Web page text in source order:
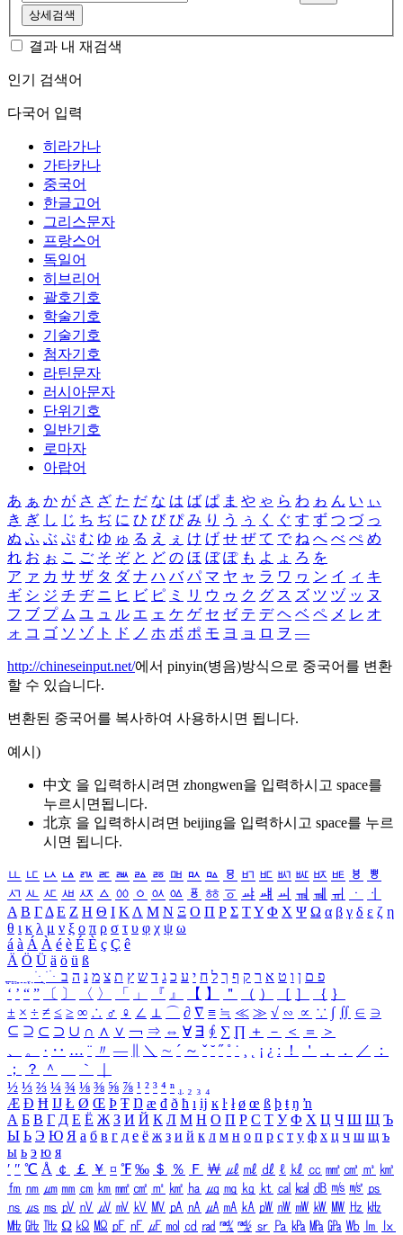
상세검색
결과 내 재검색
인기 검색어
다국어 입력
히라가나
가타카나
중국어
한글고어
그리스문자
프랑스어
독일어
히브리어
괄호기호
학술기호
기술기호
첨자기호
라틴문자
러시아문자
단위기호
일반기호
로마자
아랍어
あ ぁ か が さ ざ た だ な は ば ぱ ま や ゃ ら わ ゎ ん い ぃ
き ぎ し じ ち ぢ に ひ び ぴ み り う ぅ く ぐ す ず つ づ っ
ぬ ふ ぶ ぷ む ゆ ゅ る え ぇ け げ せ ぜ て で ね へ べ ぺ め
れ お ぉ こ ご そ ぞ と ど の ほ ぼ ぽ も よ ょ ろ を
ア ァ カ サ ザ タ ダ ナ ハ バ パ マ ヤ ャ ラ ワ ヮ ン イ ィ キ
ギ シ ジ チ ヂ ニ ヒ ビ ピ ミ リ ウ ゥ ク グ ス ズ ツ ヅ ッ ヌ
フ ブ プ ム ユ ュ ル エ ェ ケ ゲ セ ゼ テ デ ヘ ベ ペ メ レ オ
ォ コ ゴ ソ ゾ ト ド ノ ホ ボ ポ モ ヨ ョ ロ ヲ ―
http://chineseinput.net/에서 pinyin(병음)방식으로 중국어를 변환
할 수 있습니다.
변환된 중국어를 복사하여 사용하시면 됩니다.
예시)
中文 을 입력하시려면 zhongwen을 입력하시고 space를
누르시면됩니다.
北京 을 입력하시려면 beijing을 입력하시고 space를 누르
시면 됩니다.
ㅥ ㅦ ㅧ ㅨ ㅩ ㅪ ㅫ ㅬ ㅭ ㅮ ㅯ ㅰ ㅱ ㅲ ㅳ ㅴ ㅵ ㅶ ㅷ ㅸ
ㅹ
ㅺ ㅻ ㅼ ㅽ ㅾ ㅿ ㆀ ㆁ ㆂ ㆃ ㆄ ㆅ ㆆ ㆇ ㆈ ㆉ ㆊ ㆋ ㆌ ㆍ
ㆎ
Α Β ΓΔ Ε Ζ Η Θ Ι ΚΛ Μ Ν Ξ Ο Π Ρ Σ ΤΥ Φ Χ Ψ Ω α β γ δ ε ζ η
θ ι κ λ μ ν ξ ο π ρ σ τ υ φ χ ψ ω
á à Á À é è É È ç Ç ê
Ä Ö Ü ä ö ü ß
ִֶֹ ֻּ ׁׂ פ ם ן ו ט א ר ק ף ך ל ח י ע כ ג ד ש ץ ת צ מ נ ה ב
‘ ’ “ ” 〔 〕 〈 〉 「 」 『 』 【 】 ＂ （ ） ［ ］ ｛ ｝
± × ÷ ≠ ≤ ≥ ∞ ∴ ♂ ♀ ∠ ⊥ ⌒ ∂ ∇ ≡ ≒ ≪ ≫ √ ∽ ∝ ∵ ∫ ∬ ∈ ∋
⊆ ⊇ ⊂ ⊃ ∪ ∩ ∧ ∨ ￢ ⇒ ⇔ ∀ ∃ ∮ ∑ ∏ ＋ － ＜ ＝
＞
、
。 · ‥ … ¨ 〃 ― ＼ ∼ ´ ～ ˇ ˘ ˝ ˚ ˙ ¸ ¡ ¿ ː ！ ＇ ， ． ／
：
；
？ ＾ ｀
½ ⅓ ⅔ ¼ ¾ ⅛ ⅜ ⅝ ⅞ ¹ ² ³ ⁴ ⁿ ₁ ₂ ₃ ₄
Æ Ð Ħ Ĳ Ł Ø Œ Þ Ŧ Ŋ æ đ ð ħ ı ĳ ĸ ŀ ł ø œ ß þ ŧ ŋ ŉ
А Б В Г Д Е Ё Ж З И Й К Л М Н О П Р С Т У Ф Х Ц Ч Ш Щ Ъ
Ы Ь Э Ю Я а б в г д е ё ж з и й к л м н о п р с т у ф х ц ч ш щ ъ
ы ь э ю я
′ ″ ℃ Å ￠ ￡ ￥ ¤ ℉ ‰ ＄ ％ Ｆ ￦ ㎕ ㎖ ㎗ ℓ ㎘ ㏄ ㎣ ㎤ ㎥ ㎦
㎙ ㎚ ㎛ ㎜ ㎝ ㎞ ㎟ ㎠ ㎡ ㎢ ㏊ ㎍ ㎎ ㎏ ㏏ ㎈ ㎉ ㏈ ㎧ ㎨ ㎰
㎱ ㎲ ㎳ ㎴ ㎵ ㎶ ㎷ ㎸ ㎹ ㎀ ㎁ ㎂ ㎃ ㎄ ㎺ ㎻ ㎽ ㎾ ㎿ ㎐ ㎑
㎒ ㎓ ㎔ Ω ㏀ ㏁ ㎊ ㎋ ㎌ ㏖ ㏅ ㎭ ㎮ ㎯ ㏛ ㎩ ㎪ ㎫ ㎬ ㏝ ㏐
㏓